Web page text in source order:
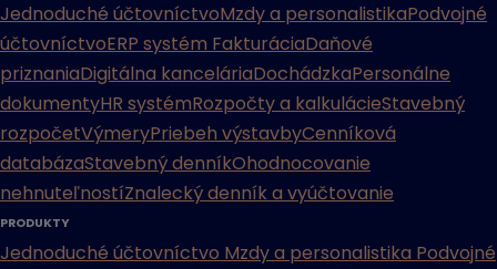
Jednoduché účtovníctvoMzdy a personalistikaPodvojné
účtovníctvoERP systém FakturáciaDaňové
priznaniaDigitálna kanceláriaDochádzkaPersonálne
dokumentyHR systémRozpočty a kalkulácieStavebný
rozpočetVýmeryPriebeh výstavbyCenníková
databázaStavebný denníkOhodnocovanie
nehnuteľnostíZnalecký denník a vyúčtovanie
PRODUKTY
Jednoduché účtovníctvo Mzdy a personalistika Podvojné